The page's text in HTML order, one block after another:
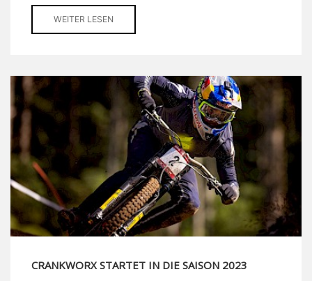
WEITER LESEN
CRANKWORX STARTET IN DIE SAISON 2023